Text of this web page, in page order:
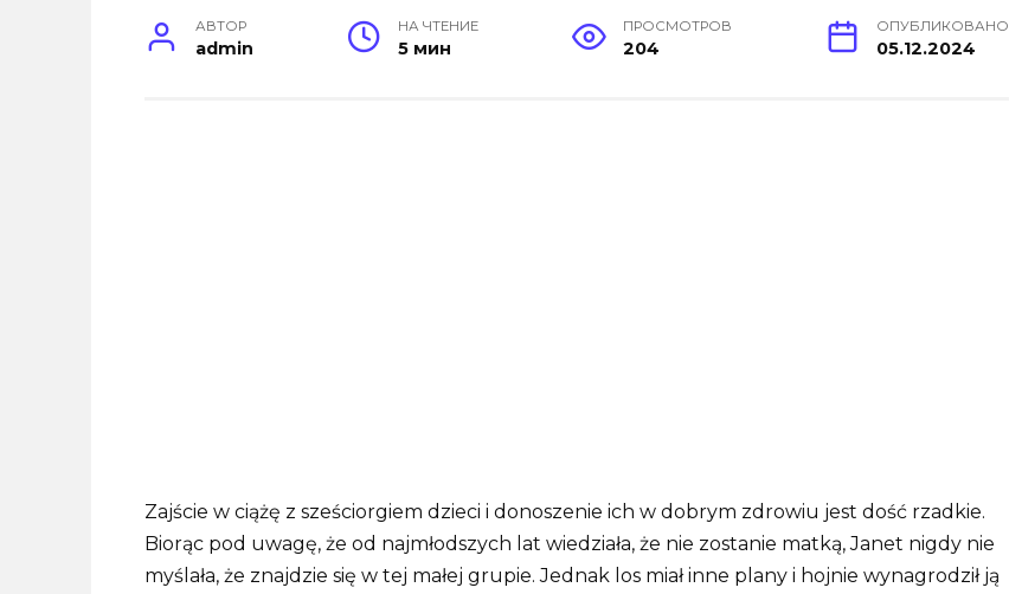
АВТОР
admin
НА ЧТЕНИЕ
5 мин
ПРОСМОТРОВ
204
ОПУБЛИКОВАНО
05.12.2024
Zajście w ciążę z sześciorgiem dzieci i donoszenie ich w dobrym zdrowiu jest dość rzadkie.
Biorąc pod uwagę, że od najmłodszych lat wiedziała, że ​​nie zostanie matką, Janet nigdy nie
myślała, że ​​znajdzie się w tej małej grupie. Jednak los miał inne plany i hojnie wynagrodził ją